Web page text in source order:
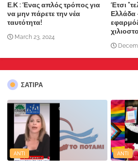
Ε.Κ : Ένας απλός τρόπος για
να μην πάρετε την νέα
ταυτότητα!
March 23, 2024
Έτσι
ΣΑΤΙΡΑ
ANTI ANTI